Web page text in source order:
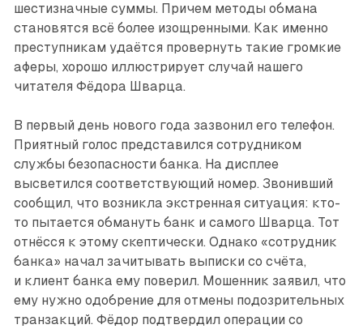
шестизначные суммы. Причем методы обмана
становятся всё более изощренными. Как именно
преступникам удаётся провернуть такие громкие
аферы, хорошо иллюстрирует случай нашего
читателя Фёдора Шварца.
В первый день нового года зазвонил его телефон.
Приятный голос представился сотрудником
службы безопасности банка. На дисплее
высветился соответствующий номер. Звонивший
сообщил, что возникла экстренная ситуация: кто-
то пытается обмануть банк и самого Шварца. Тот
отнёсся к этому скептически. Однако «сотрудник
банка» начал зачитывать выписки со счёта,
и клиент банка ему поверил. Мошенник заявил, что
ему нужно одобрение для отмены подозрительных
транзакций. Фёдор подтвердил операции со